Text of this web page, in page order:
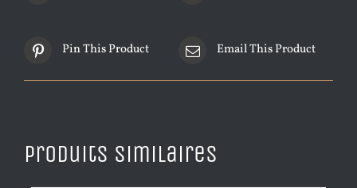
Pin This Product Email This Product
Produits similaires